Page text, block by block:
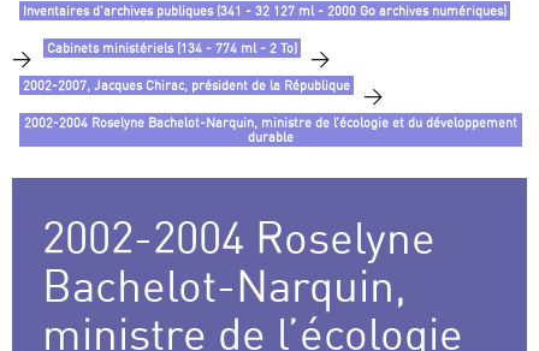
Inventaires d’archives publiques (341 - 32 127 ml - 2000 Go archives numériques)
> Cabinets ministériels (134 - 774 ml - 2 To) >
2002-2007, Jacques Chirac, président de la République >
2002-2004 Roselyne Bachelot-Narquin, ministre de l’écologie et du développement
durable
2002-2004 Roselyne
Bachelot-Narquin,
ministre de l’écologie